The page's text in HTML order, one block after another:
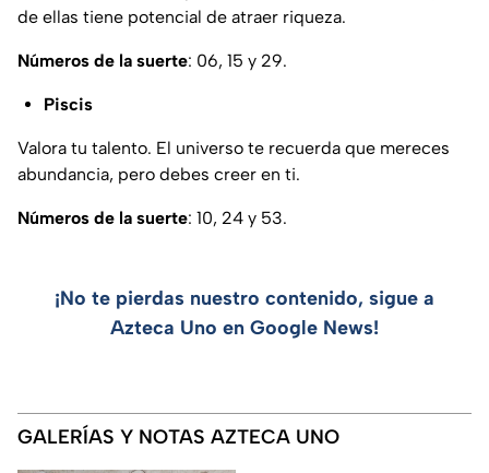
de ellas tiene potencial de atraer riqueza.
Números de la suerte: 06, 15 y 29.
Piscis
Valora tu talento. El universo te recuerda que mereces
abundancia, pero debes creer en ti.
Números de la suerte: 10, 24 y 53.
¡No te pierdas nuestro contenido, sigue a
Azteca Uno en Google News!
GALERÍAS Y NOTAS AZTECA UNO